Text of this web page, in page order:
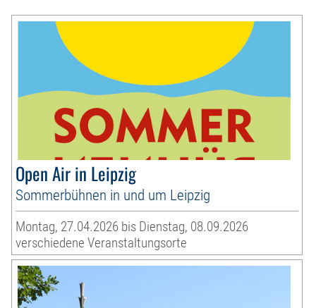
Open Air in Leipzig
Sommerbühnen in und um Leipzig
Montag, 27.04.2026 bis Dienstag, 08.09.2026
verschiedene Veranstaltungsorte